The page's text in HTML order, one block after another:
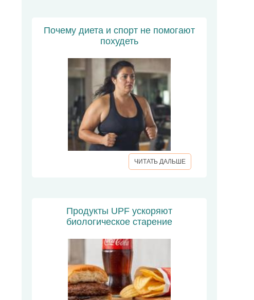
Почему диета и спорт не помогают
похудеть
ЧИТАТЬ ДАЛЬШЕ
Продукты UPF ускоряют
биологическое старение